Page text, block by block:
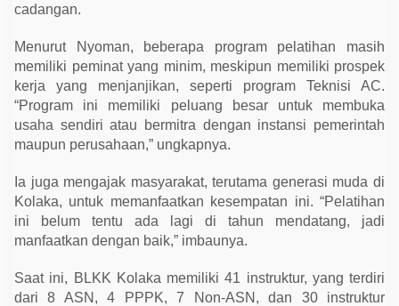
cadangan.
Menurut Nyoman, beberapa program pelatihan masih
memiliki peminat yang minim, meskipun memiliki prospek
kerja yang menjanjikan, seperti program Teknisi AC.
“Program ini memiliki peluang besar untuk membuka
usaha sendiri atau bermitra dengan instansi pemerintah
maupun perusahaan,” ungkapnya.
Ia juga mengajak masyarakat, terutama generasi muda di
Kolaka, untuk memanfaatkan kesempatan ini. “Pelatihan
ini belum tentu ada lagi di tahun mendatang, jadi
manfaatkan dengan baik,” imbaunya.
Saat ini, BLKK Kolaka memiliki 41 instruktur, yang terdiri
dari 8 ASN, 4 PPPK, 7 Non-ASN, dan 30 instruktur